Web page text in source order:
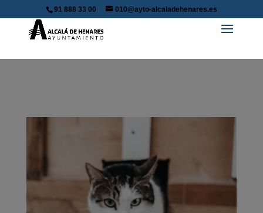
91 888 33 00 010@ayto-alcaladehenares.es